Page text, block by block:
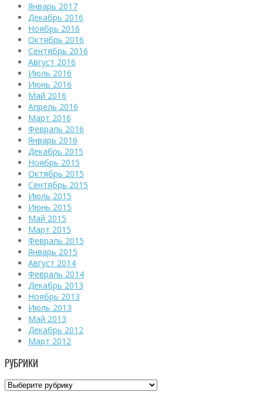
Январь 2017
Декабрь 2016
Ноябрь 2016
Октябрь 2016
Сентябрь 2016
Август 2016
Июль 2016
Июнь 2016
Май 2016
Апрель 2016
Март 2016
Февраль 2016
Январь 2016
Декабрь 2015
Ноябрь 2015
Октябрь 2015
Сентябрь 2015
Июль 2015
Июнь 2015
Май 2015
Март 2015
Февраль 2015
Январь 2015
Август 2014
Февраль 2014
Декабрь 2013
Ноябрь 2013
Июль 2013
Май 2013
Декабрь 2012
Март 2012
РУБРИКИ
Рубрики